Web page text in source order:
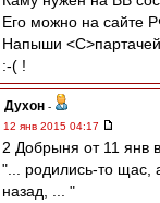
Его можно на сайте
Напыши
:-( !
Духон -
12 янв 2015 04:17
2 Добрыня от 11 янв
"... родились-то щас,
назад, ... "